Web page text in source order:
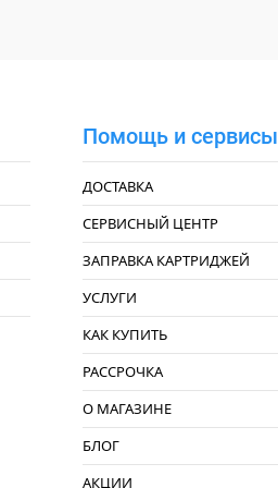
Помощь и сервисы
ДОСТАВКА
СЕРВИСНЫЙ ЦЕНТР
ЗАПРАВКА КАРТРИДЖЕЙ
УСЛУГИ
КАК КУПИТЬ
РАССРОЧКА
О МАГАЗИНЕ
БЛОГ
АКЦИИ